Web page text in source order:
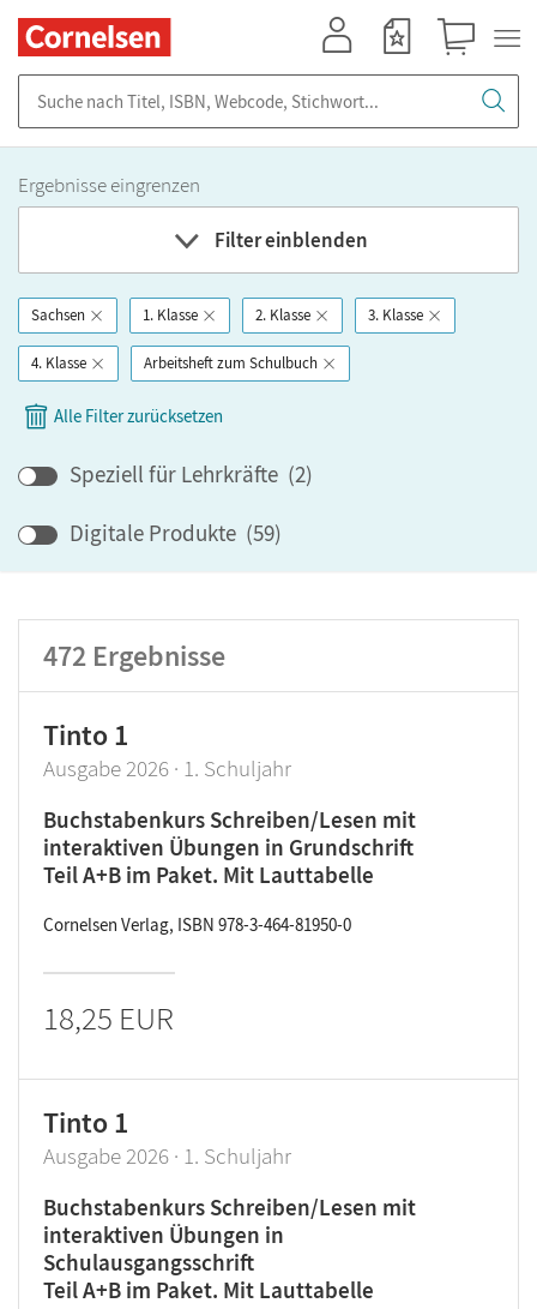
Ergebnisse eingrenzen
Filter einblenden
Fach
Bildungbereich
Lehrwerk/Reihe
Sachsen 1. Klasse 2. Klasse 3. Klasse
4. Klasse Arbeitsheft zum Schulbuch
Alle Filter zurücksetzen
Speziell für Lehrkräfte (2)
Digitale Produkte (59)
472 Ergebnisse
Tinto 1
Ausgabe 2026 · 1. Schuljahr
Buchstabenkurs Schreiben/Lesen mit
interaktiven Übungen in Grundschrift
Teil A+B im Paket. Mit Lauttabelle
Cornelsen Verlag, ISBN 978-3-464-81950-0
18,25 EUR
Tinto 1
Ausgabe 2026 · 1. Schuljahr
Buchstabenkurs Schreiben/Lesen mit
interaktiven Übungen in
Schulausgangsschrift
Teil A+B im Paket. Mit Lauttabelle